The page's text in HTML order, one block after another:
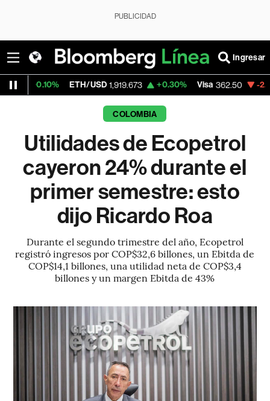
PUBLICIDAD
Ingresar
ETH/USD 1,919.673 +0.30% Visa 362.50 -2.15%
COLOMBIA
Utilidades de Ecopetrol
cayeron 24% durante el
primer semestre: esto
dijo Ricardo Roa
Durante el segundo trimestre del año, Ecopetrol
registró ingresos por COP$32,6 billones, un Ebitda de
COP$14,1 billones, una utilidad neta de COP$3,4
billones y un margen Ebitda de 43%